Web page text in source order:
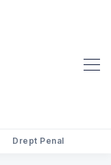
Drept Penal